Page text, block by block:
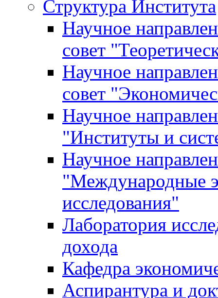
Структура Института
Научное
совет
Научное
совет
Научное
"Институты и
Научное
"Международные
исследования"
Лаборатория
дохода
Кафедра
Аспирантура и